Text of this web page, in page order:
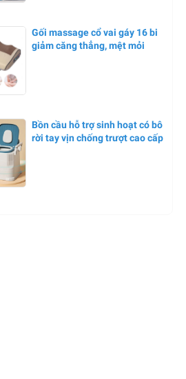
Gối massage cổ vai gáy 16 bi
giảm căng thẳng, mệt mỏi
Bồn cầu hỗ trợ sinh hoạt có bô
rời tay vịn chống trượt cao cấp